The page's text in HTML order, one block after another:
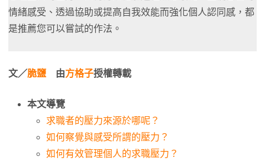
情緒感受、透過協助或提高自我效能而強化個人認同感，都
是推薦您可以嘗試的作法。
文／脆鹽 由方格子授權轉載
本文導覽
求職者的壓力來源於哪呢？
如何察覺與感受所謂的壓力？
如何有效管理個人的求職壓力？